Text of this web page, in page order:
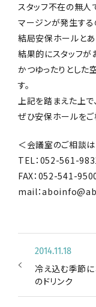
スタッフ不在の無人
マージンが発生する
結局安保ホールとあ
結果的にスタッフが
かつゆったりとした
す。
上記を踏まえた上で
ぜひ安保ホールを
＜会議室のご相談
TEL：052-561-9831
FAX：052-541-
mail：
2014.11.18
冷え込む季節
のドリンク